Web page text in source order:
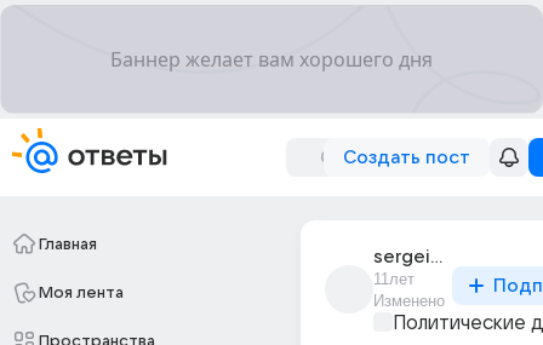
Создать пост
Главная
Моя лента
Пространства
sergei_morskoi
11лет
Изменено
Политические